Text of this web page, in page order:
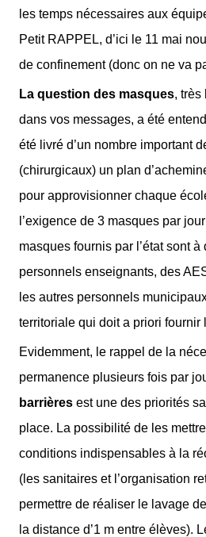
les temps nécessaires aux
Petit RAPPEL, d’ici le 11 mai
de confinement (donc on ne va
La question des masques, très
dans vos messages, a été
été livré d’un nombre important
(chirurgicaux) un plan
pour approvisionner chaque
l’exigence de 3 masques par
masques fournis par l’état sont
personnels enseignants, des
les autres personnels
territoriale qui doit a priori fournir
Evidemment, le rappel de la
permanence plusieurs fois par
barrières est une des priorités
place. La possibilité de les
conditions indispensables à la
(les sanitaires et l’organisation
permettre de réaliser le lavage
la distance d’1 m entre élèves).